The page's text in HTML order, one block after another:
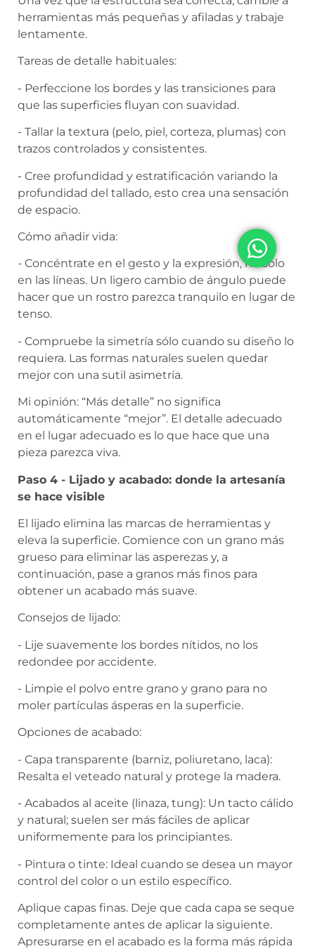
herramientas más pequeñas y afiladas y trabaje
lentamente.
Tareas de detalle habituales:
- Perfeccione los bordes y las transiciones para
que las superficies fluyan con suavidad.
- Tallar la textura (pelo, piel, corteza, plumas) con
trazos controlados y consistentes.
- Cree profundidad y estratificación variando la
profundidad del tallado, esto crea una sensación
de espacio.
Cómo añadir vida:
- Concéntrate en el gesto y la expresión, no sólo
en las líneas. Un ligero cambio de ángulo puede
hacer que un rostro parezca tranquilo en lugar de
tenso.
- Compruebe la simetría sólo cuando su diseño lo
requiera. Las formas naturales suelen quedar
mejor con una sutil asimetría.
Mi opinión: “Más detalle” no significa
automáticamente “mejor”. El detalle adecuado
en el lugar adecuado es lo que hace que una
pieza parezca viva.
Paso 4 - Lijado y acabado: donde la artesanía
se hace visible
El lijado elimina las marcas de herramientas y
eleva la superficie. Comience con un grano más
grueso para eliminar las asperezas y, a
continuación, pase a granos más finos para
obtener un acabado más suave.
Consejos de lijado:
- Lije suavemente los bordes nítidos, no los
redondee por accidente.
- Limpie el polvo entre grano y grano para no
moler partículas ásperas en la superficie.
Opciones de acabado:
- Capa transparente (barniz, poliuretano, laca):
Resalta el veteado natural y protege la madera.
- Acabados al aceite (linaza, tung): Un tacto cálido
y natural; suelen ser más fáciles de aplicar
uniformemente para los principiantes.
- Pintura o tinte: Ideal cuando se desea un mayor
control del color o un estilo específico.
Aplique capas finas. Deje que cada capa se seque
completamente antes de aplicar la siguiente.
Apresurarse en el acabado es la forma más rápida